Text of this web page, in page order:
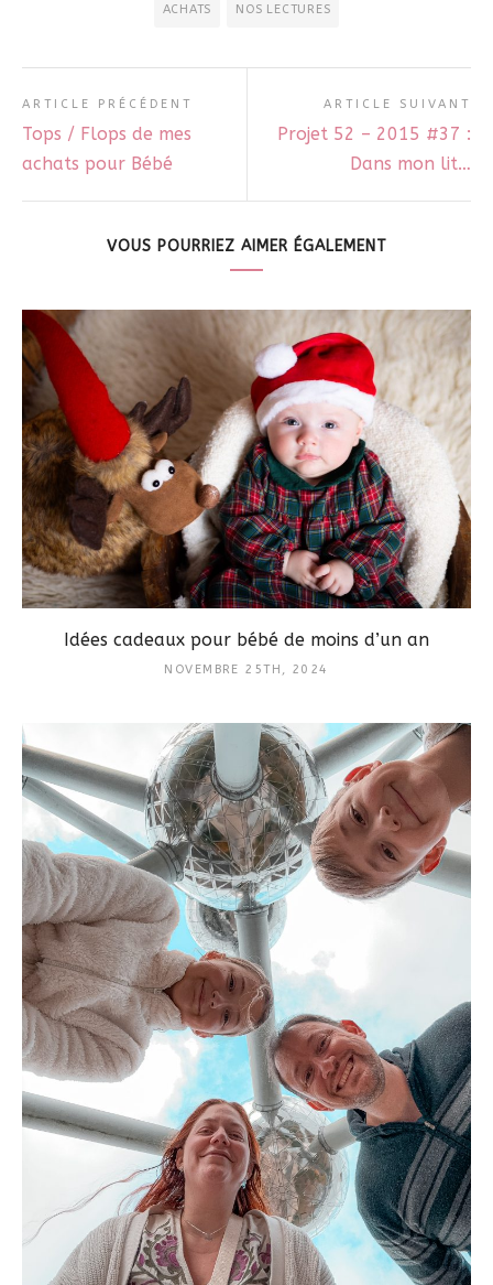
ACHATS NOS LECTURES
ARTICLE PRÉCÉDENT
Tops / Flops de mes
achats pour Bébé
ARTICLE SUIVANT
Projet 52 – 2015 #37 :
Dans mon lit…
VOUS POURRIEZ AIMER ÉGALEMENT
Idées cadeaux pour bébé de moins d’un an
NOVEMBRE 25TH, 2024